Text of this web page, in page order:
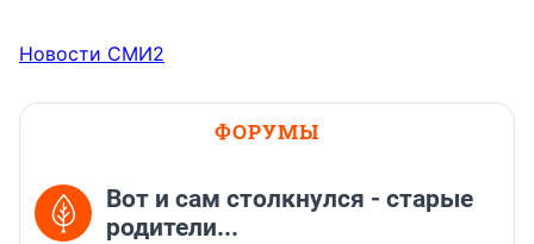
Новости СМИ2
ФОРУМЫ
Вот и сам столкнулся - старые
родители...